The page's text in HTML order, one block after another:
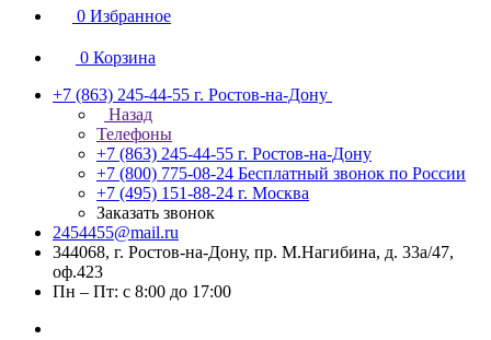
0 Избранное
0 Корзина
+7 (863) 245-44-55 г. Ростов-на-Дону
Назад
Телефоны
+7 (863) 245-44-55 г. Ростов-на-Дону
+7 (800) 775-08-24 Бесплатный звонок по России
+7 (495) 151-88-24 г. Москва
Заказать звонок
2454455@mail.ru
344068, г. Ростов-на-Дону, пр. М.Нагибина, д. 33а/47,
оф.423
Пн – Пт: с 8:00 до 17:00